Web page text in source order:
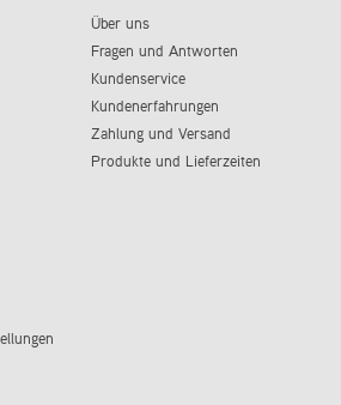
Über uns
Fragen und Antworten
Kundenservice
Kundenerfahrungen
Zahlung und Versand
Produkte und Lieferzeiten